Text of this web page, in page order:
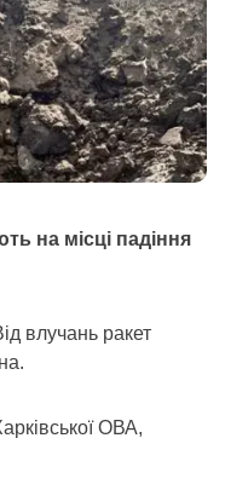
на місці падіння
влучань ракет
ОВА,